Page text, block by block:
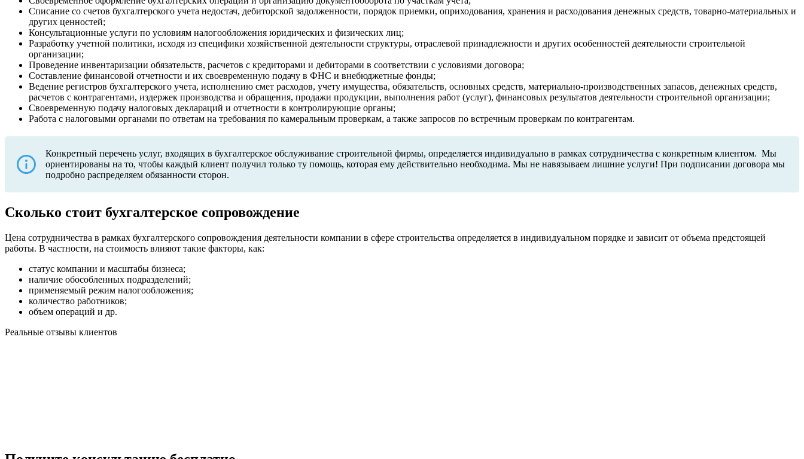
Списание со счетов бухгалтерского учета недостач, дебиторской задолженности, порядок приемки, оприходования, хранения и расходования денежных средств, товарно-материальных и
других ценностей;
Консультационные услуги по условиям налогообложения юридических и физических лиц;
Разработку учетной политики, исходя из специфики хозяйственной деятельности структуры, отраслевой принадлежности и других особенностей деятельности строительной
организации;
Проведение инвентаризации обязательств, расчетов с кредиторами и дебиторами в соответствии с условиями договора;
Составление финансовой отчетности и их своевременную подачу в ФНС и внебюджетные фонды;
Ведение регистров бухгалтерского учета, исполнению смет расходов, учету имущества, обязательств, основных средств, материально-производственных запасов, денежных средств,
расчетов с контрагентами, издержек производства и обращения, продажи продукции, выполнения работ (услуг), финансовых результатов деятельности строительной организации;
Своевременную подачу налоговых деклараций и отчетности в контролирующие органы;
Работа с налоговыми органами по ответам на требования по камеральным проверкам, а также запросов по встречным проверкам по контрагентам.
Конкретный перечень услуг, входящих в бухгалтерское обслуживание строительной фирмы, определяется индивидуально в рамках сотрудничества с конкретным клиентом. Мы
ориентированы на то, чтобы каждый клиент получил только ту помощь, которая ему действительно необходима. Мы не навязываем лишние услуги! При подписании договора мы
подробно распределяем обязанности сторон.
Сколько стоит бухгалтерское сопровождение
Цена сотрудничества в рамках бухгалтерского сопровождения деятельности компании в сфере строительства определяется в индивидуальном порядке и зависит от объема предстоящей
работы. В частности, на стоимость влияют такие факторы, как:
статус компании и масштабы бизнеса;
наличие обособленных подразделений;
применяемый режим налогообложения;
количество работников;
объем операций и др.
Реальные отзывы клиентов